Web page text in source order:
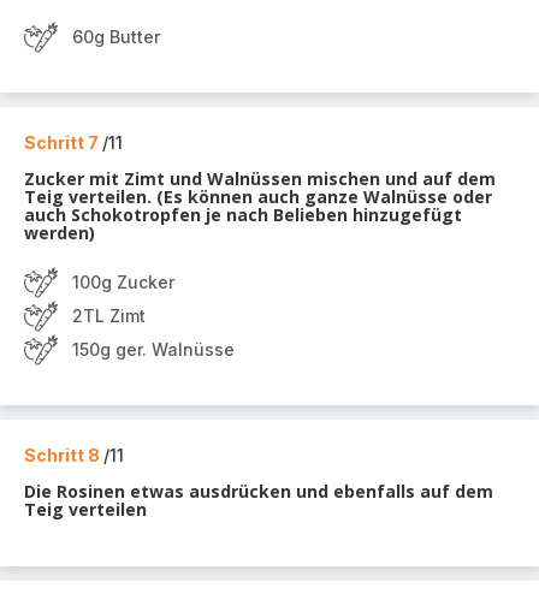
60g Butter
Schritt 7 /11
Zucker mit Zimt und Walnüssen mischen und auf dem
Teig verteilen. (Es können auch ganze Walnüsse oder
auch Schokotropfen je nach Belieben hinzugefügt
werden)
100g Zucker
2TL Zimt
150g ger. Walnüsse
Schritt 8 /11
Die Rosinen etwas ausdrücken und ebenfalls auf dem
Teig verteilen